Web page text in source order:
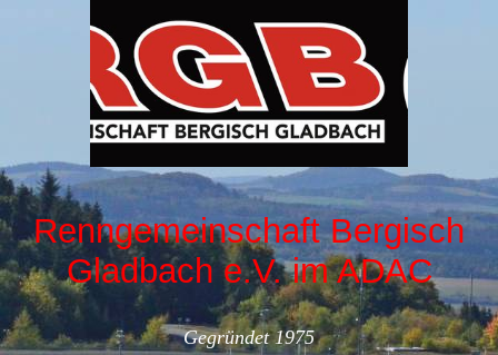
Renngemeinschaft Bergisch
Gladbach e.V. im ADAC
Gegründet 1975